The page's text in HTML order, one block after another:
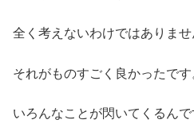
全く考えないわけではありませ
それがものすごく良かったです
いろんなことが閃いてくるんで